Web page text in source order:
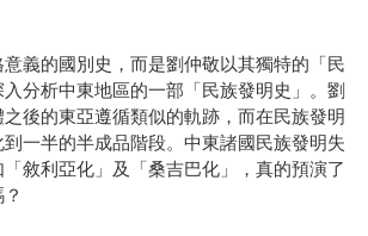
義的國別史，而是劉仲敬以其獨特的「民
分析中東地區的一部「民族發明史」。劉
後的東亞遵循類似的軌跡，而在民族發明
一半的半成品階段。中東諸國民族發明失
敘利亞化」及「桑吉巴化」，真的預演了